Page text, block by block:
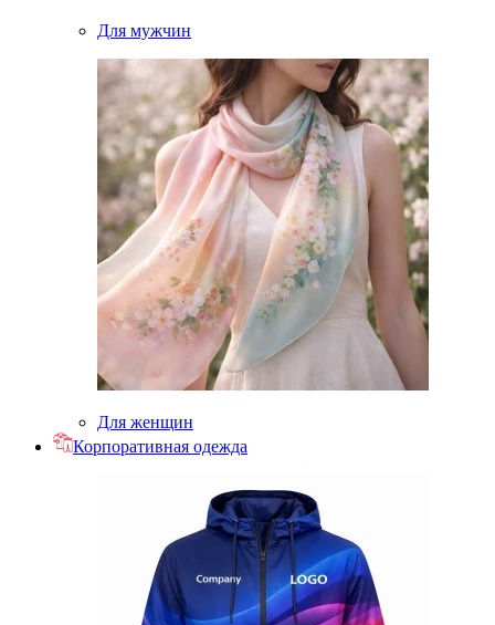
Для мужчин
Для женщин
Корпоративная одежда